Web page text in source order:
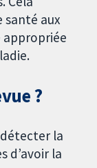
aux
?
détecter la
d’avoir la